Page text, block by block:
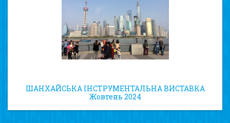
ШАНХАЙСЬКА ІНСТРУМЕНТАЛЬНА ВИСТАВКА
Жовтень 2024